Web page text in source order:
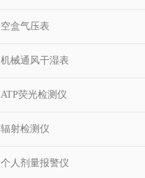
空盒气压表
机械通风干湿表
ATP荧光检测仪
辐射检测仪
个人剂量报警仪